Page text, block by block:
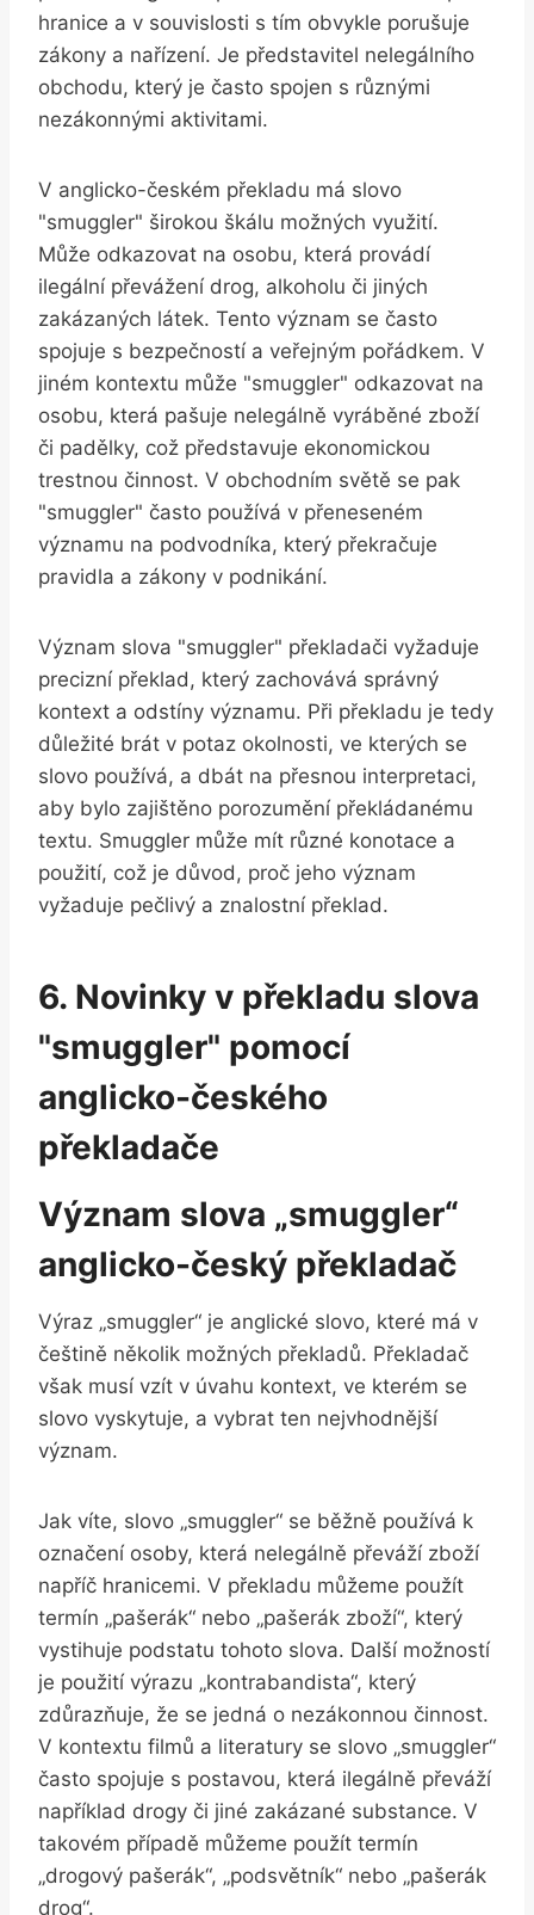
hranice a v souvislosti s tím obvykle porušuje
zákony a nařízení. Je představitel nelegálního
obchodu, který je často spojen s různými
nezákonnými aktivitami.
V anglicko-českém překladu má slovo
"smuggler" širokou škálu možných využití.
Může odkazovat na osobu, která provádí
ilegální převážení drog, alkoholu či jiných
zakázaných látek. Tento význam se často
spojuje s bezpečností a veřejným pořádkem. V
jiném kontextu může "smuggler" odkazovat na
osobu, která pašuje nelegálně vyráběné zboží
či padělky, což představuje ekonomickou
trestnou činnost. V obchodním světě se pak
"smuggler" často používá v přeneseném
významu na podvodníka, který překračuje
pravidla a zákony v podnikání.
Význam slova "smuggler" překladači vyžaduje
precizní překlad, který zachovává správný
kontext a odstíny významu. Při překladu je tedy
důležité brát v potaz okolnosti, ve kterých se
slovo používá, a dbát na přesnou interpretaci,
aby bylo zajištěno porozumění překládanému
textu. Smuggler může mít různé konotace a
použití, což je důvod, proč jeho význam
vyžaduje pečlivý a znalostní překlad.
6. Novinky v překladu slova
"smuggler" pomocí
anglicko-českého
překladače
Význam slova „smuggler“
anglicko-český překladač
Výraz „smuggler“ je anglické slovo, které má v
češtině několik možných překladů. Překladač
však musí vzít v úvahu kontext, ve kterém se
slovo vyskytuje, a vybrat ten nejvhodnější
význam.
Jak víte, slovo „smuggler“ se běžně používá k
označení osoby, která nelegálně převáží zboží
napříč hranicemi. V překladu můžeme použít
termín „pašerák“ nebo „pašerák zboží“, který
vystihuje podstatu tohoto slova. Další možností
je použití výrazu „kontrabandista“, který
zdůrazňuje, že se jedná o nezákonnou činnost.
V kontextu filmů a literatury se slovo „smuggler“
často spojuje s postavou, která ilegálně převáží
například drogy či jiné zakázané substance. V
takovém případě můžeme použít termín
„drogový pašerák“, „podsvětník“ nebo „pašerák
drog“.